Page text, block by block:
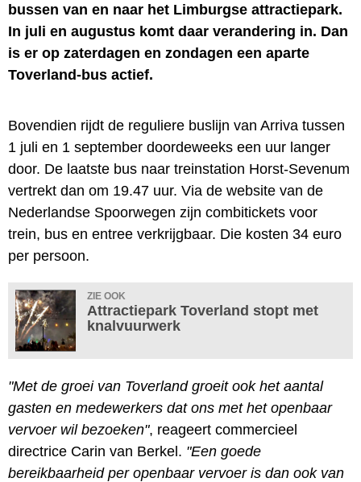
bussen van en naar het Limburgse attractiepark.
In juli en augustus komt daar verandering in. Dan
is er op zaterdagen en zondagen een aparte
Toverland-bus actief.
Bovendien rijdt de reguliere buslijn van Arriva tussen
1 juli en 1 september doordeweeks een uur langer
door. De laatste bus naar treinstation Horst-Sevenum
vertrekt dan om 19.47 uur. Via de website van de
Nederlandse Spoorwegen zijn combitickets voor
trein, bus en entree verkrijgbaar. Die kosten 34 euro
per persoon.
ZIE OOK
Attractiepark Toverland stopt met
knalvuurwerk
"Met de groei van Toverland groeit ook het aantal
gasten en medewerkers dat ons met het openbaar
vervoer wil bezoeken", reageert commercieel
directrice Carin van Berkel. "Een goede
bereikbaarheid per openbaar vervoer is dan ook van